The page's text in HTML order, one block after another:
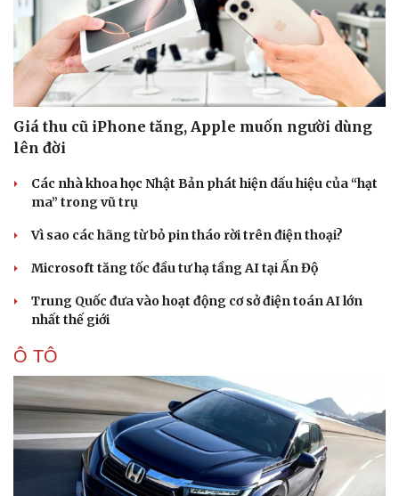
Giá thu cũ iPhone tăng, Apple muốn người dùng
lên đời
Các nhà khoa học Nhật Bản phát hiện dấu hiệu của “hạt
ma” trong vũ trụ
Vì sao các hãng từ bỏ pin tháo rời trên điện thoại?
Microsoft tăng tốc đầu tư hạ tầng AI tại Ấn Độ
Trung Quốc đưa vào hoạt động cơ sở điện toán AI lớn
nhất thế giới
Ô TÔ